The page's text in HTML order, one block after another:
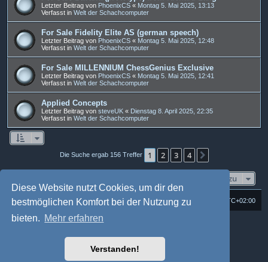
Diese Website nutzt Cookies, um dir den
bestmöglichen Komfort bei der Nutzung zu
bieten. Mehr erfahren
Verstanden!
Letzter Beitrag von PhoenixCS « Montag 5. Mai 2025, 13:13
Verfasst in Welt der Schachcomputer
For Sale Fidelity Elite AS (german speech)
Letzter Beitrag von PhoenixCS « Montag 5. Mai 2025, 12:48
Verfasst in Welt der Schachcomputer
For Sale MILLENNIUM ChessGenius Exclusive
Letzter Beitrag von PhoenixCS « Montag 5. Mai 2025, 12:41
Verfasst in Welt der Schachcomputer
Applied Concepts
Letzter Beitrag von steveUK « Dienstag 8. April 2025, 22:35
Verfasst in Welt der Schachcomputer
Die Suche ergab 156 Treffer 1 2 3 4
Gehe zu
Foren-Übersicht Alle Zeiten sind UTC+02:00
Alle Cookies löschen
Powered byphpBB
Style: Multi Design by Joyce&Luna
phpBB-Style-Design
phpBB Two Factor Authentication ©
Datenschutz|Nutzungsbedingungen